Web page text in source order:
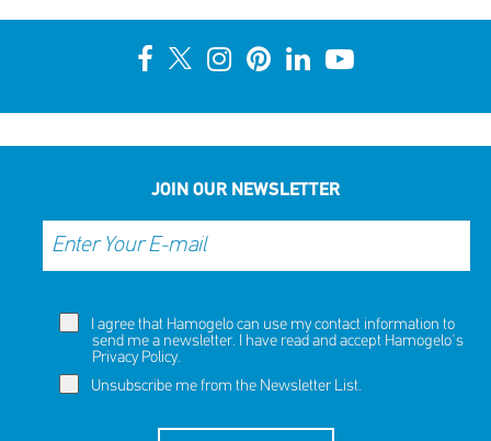
JOIN OUR NEWSLETTER
I agree that Hamogelo can use my contact information to
send me a newsletter. I have read and accept Hamogelo's
Privacy Policy.
Unsubscribe me from the Newsletter List.